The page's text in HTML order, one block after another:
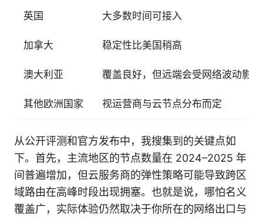
英国 大多数时间可接入
加拿大 稳定性比美国稍高
澳大利亚 覆盖良好，但远端会受网络波动影响
其他欧洲国家 视运营商与云节点分布而定
从公开评测和官方发布中，我搜集到的关键点如
下。首先，主流地区的节点数量在 2024–2025 年
间普遍增加，但云服务商的弹性策略可能导致跨区
域路由在高峰时段出现拥塞。也就是说，哪怕名义
覆盖广，实际体验仍然取决于你所在的网络出口与